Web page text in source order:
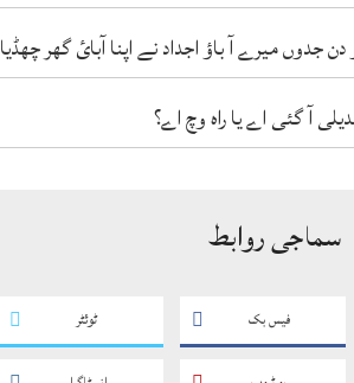
دن جدوں میرے آ باؤ اجداد نے اپنا آبائ گھر چھڈیا
آ گئی اے یا راہ وچ اے؟
سماجی روابط
فیس بک ٹوئٹر